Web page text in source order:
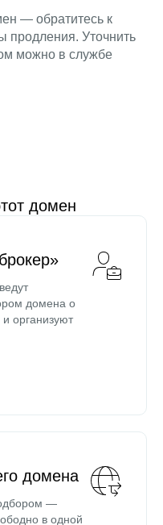
— обратитесь к
продления. Уточнить
можно в службе
домен
домена о
организуют
домена
—
в одной